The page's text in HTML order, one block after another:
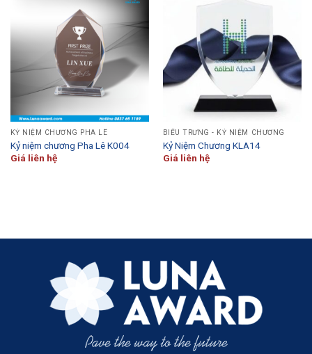
KỶ NIỆM CHƯƠNG PHA LÊ
Kỷ niệm chương Pha Lê K004
Giá liên hệ
BIỂU TRƯNG - KỶ NIỆM CHƯƠNG
Kỷ Niệm Chương KLA14
Giá liên hệ